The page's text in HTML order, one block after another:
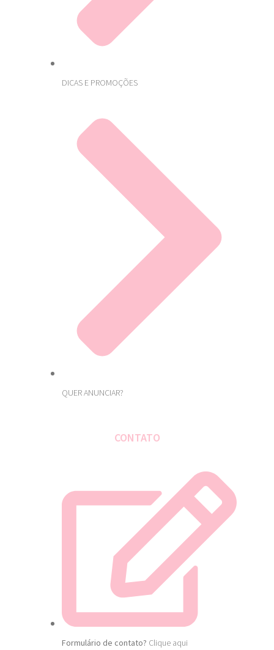
DICAS E PROMOÇÕES
QUER ANUNCIAR?
CONTATO
Formulário de contato? Clique aqui